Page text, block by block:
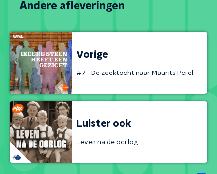
Andere afleveringen
Vorige
#7 - De zoektocht naar Maurits Perel
Luister ook
Leven na de oorlog